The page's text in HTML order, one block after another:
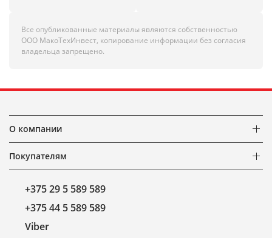
Все опубликованные материалы являются собственностью
ООО МакоТехИнвест, копирование информации без согласия
владельца запрещено.
О компании
Покупателям
+375 29 5 589 589
+375 44 5 589 589
Viber